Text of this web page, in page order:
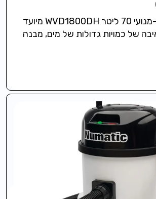
שואב רטוב דו-מנועי 70 ליטר WVD1800DH מיועד
של כמויות גדולות של מים, מבנה